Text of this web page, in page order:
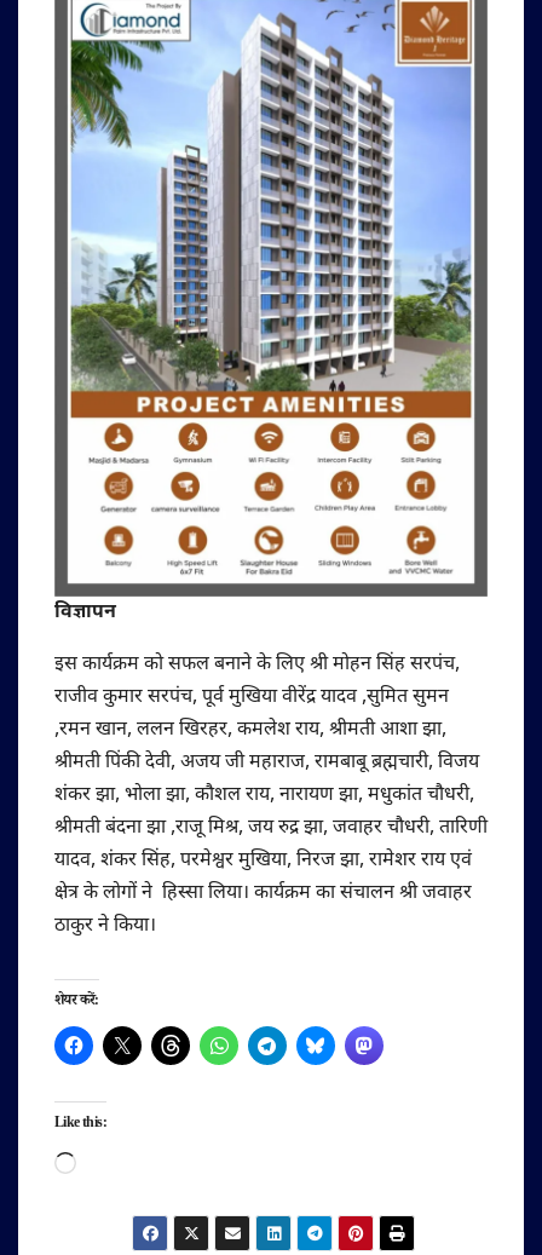
विज्ञापन
इस कार्यक्रम को सफल बनाने के लिए श्री मोहन सिंह सरपंच,
राजीव कुमार सरपंच, पूर्व मुखिया वीरेंद्र यादव ,सुमित सुमन
,रमन खान, ललन खिरहर, कमलेश राय, श्रीमती आशा झा,
श्रीमती पिंकी देवी, अजय जी महाराज, रामबाबू ब्रह्मचारी, विजय
शंकर झा, भोला झा, कौशल राय, नारायण झा, मधुकांत चौधरी,
श्रीमती बंदना झा ,राजू मिश्र, जय रुद्र झा, जवाहर चौधरी, तारिणी
यादव, शंकर सिंह, परमेश्वर मुखिया, निरज झा, रामेशर राय एवं
क्षेत्र के लोगों ने हिस्सा लिया। कार्यक्रम का संचालन श्री जवाहर
ठाकुर ने किया।
शेयर करें:
Like this:
Loading…